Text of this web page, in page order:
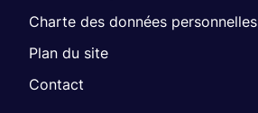
Charte des données personnelles
Plan du site
Contact